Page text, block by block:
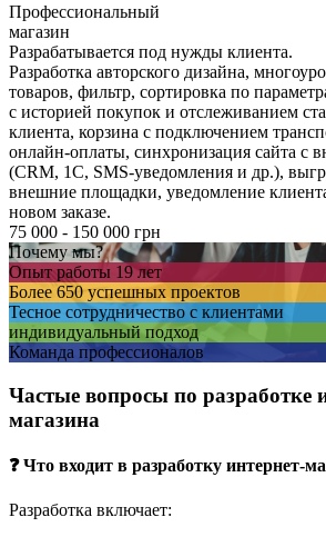
Профессиональный
магазин
Разрабатывается под нужды клиента.
Разработка авторского дизайна,
товаров, фильтр, сортировка по
с историей покупок и отслеживанием
клиента, корзина с подключением
онлайн-оплаты, синхронизация сайта с
(CRM, 1С, SMS-уведомления и др.),
внешние площадки, уведомление
новом заказе.
75 000 - 150 000 грн
Почему мы?
Опыт работы 19 лет
Более 650 успешных проектов
Тесное сотрудничество с клиентами
индивидуальный подход
Команда профессионалов
Частые вопросы по разработке
магазина
❓ Что входит в разработку интернет-
Разработка включает: